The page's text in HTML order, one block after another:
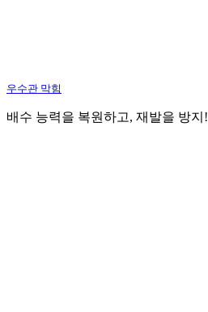
우수관 막힘
배수 능력을 복원하고, 재발을 방지!